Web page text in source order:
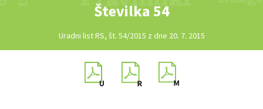
Številka 54
Uradni list RS, št. 54/2015 z dne 20. 7. 2015